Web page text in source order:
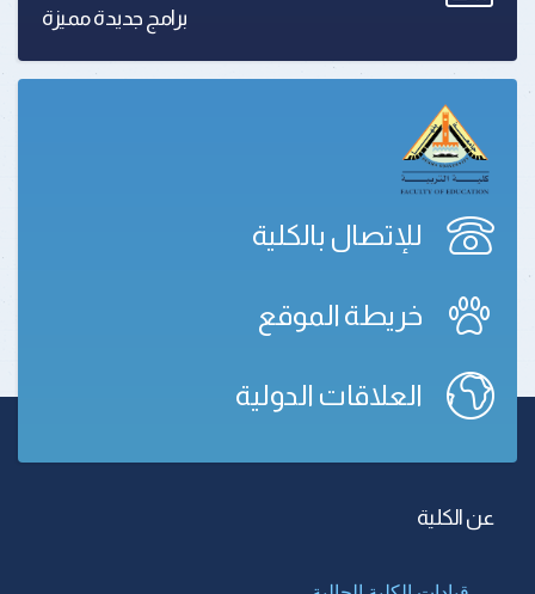
برامج جديدة مميزة
للإتصال بالكلية
خريطة الموقع
العلاقات الدولية
عن الكلية